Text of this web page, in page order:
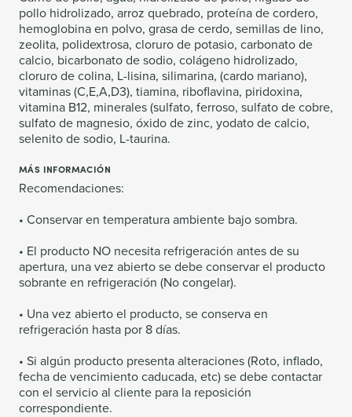
pollo hidrolizado, arroz quebrado, proteína de cordero,
hemoglobina en polvo, grasa de cerdo, semillas de lino,
zeolita, polidextrosa, cloruro de potasio, carbonato de
calcio, bicarbonato de sodio, colágeno hidrolizado,
cloruro de colina, L-lisina, silimarina, (cardo mariano),
vitaminas (C,E,A,D3), tiamina, riboflavina, piridoxina,
vitamina B12, minerales (sulfato, ferroso, sulfato de cobre,
sulfato de magnesio, óxido de zinc, yodato de calcio,
selenito de sodio, L-taurina.
MÁS INFORMACIÓN
Recomendaciones:
• Conservar en temperatura ambiente bajo sombra.
• El producto NO necesita refrigeración antes de su
apertura, una vez abierto se debe conservar el producto
sobrante en refrigeración (No congelar).
• Una vez abierto el producto, se conserva en
refrigeración hasta por 8 días.
• Si algún producto presenta alteraciones (Roto, inflado,
fecha de vencimiento caducada, etc) se debe contactar
con el servicio al cliente para la reposición
correspondiente.